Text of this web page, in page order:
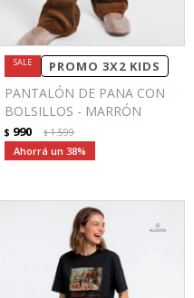
PROMO 3X2 KIDS
PANTALÓN DE PANA CON
BOLSILLOS - MARRÓN
$ 990 $1.599
38